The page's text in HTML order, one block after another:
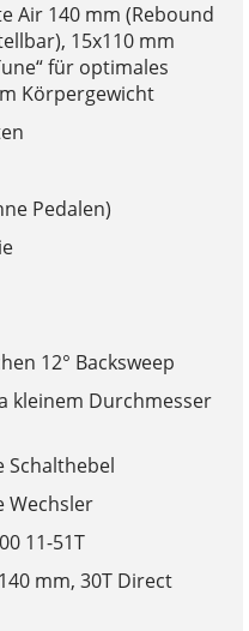
Air 140 mm (Rebound
15x110 mm
für optimales
Körpergewicht
Pedalen)
12° Backsweep
kleinem Durchmesser
Schalthebel
Wechsler
11-51T
mm, 30T Direct